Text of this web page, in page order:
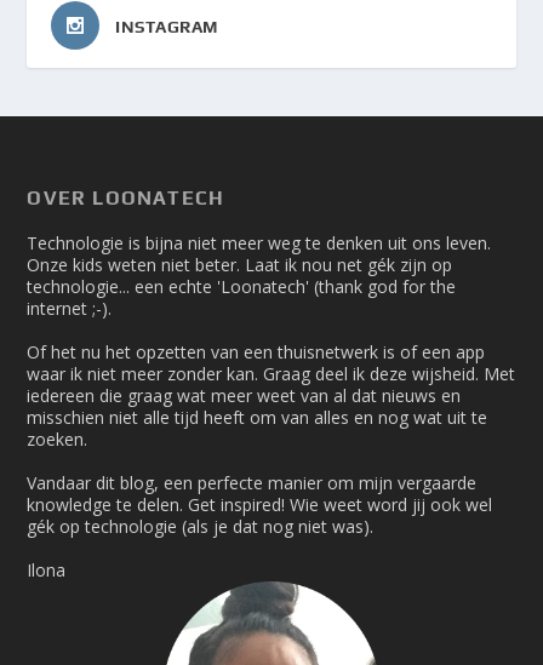
INSTAGRAM
OVER LOONATECH
Technologie is bijna niet meer weg te denken uit ons leven.
Onze kids weten niet beter. Laat ik nou net gék zijn op
technologie... een echte 'Loonatech' (thank god for the
internet ;-).
Of het nu het opzetten van een thuisnetwerk is of een app
waar ik niet meer zonder kan. Graag deel ik deze wijsheid. Met
iedereen die graag wat meer weet van al dat nieuws en
misschien niet alle tijd heeft om van alles en nog wat uit te
zoeken.
Vandaar dit blog, een perfecte manier om mijn vergaarde
knowledge te delen. Get inspired! Wie weet word jij ook wel
gék op technologie (als je dat nog niet was).
Ilona